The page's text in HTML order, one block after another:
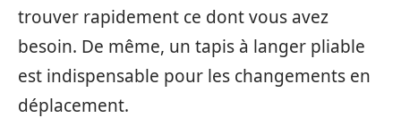
trouver rapidement ce dont vous avez
besoin. De même, un tapis à langer pliable
est indispensable pour les changements en
déplacement.